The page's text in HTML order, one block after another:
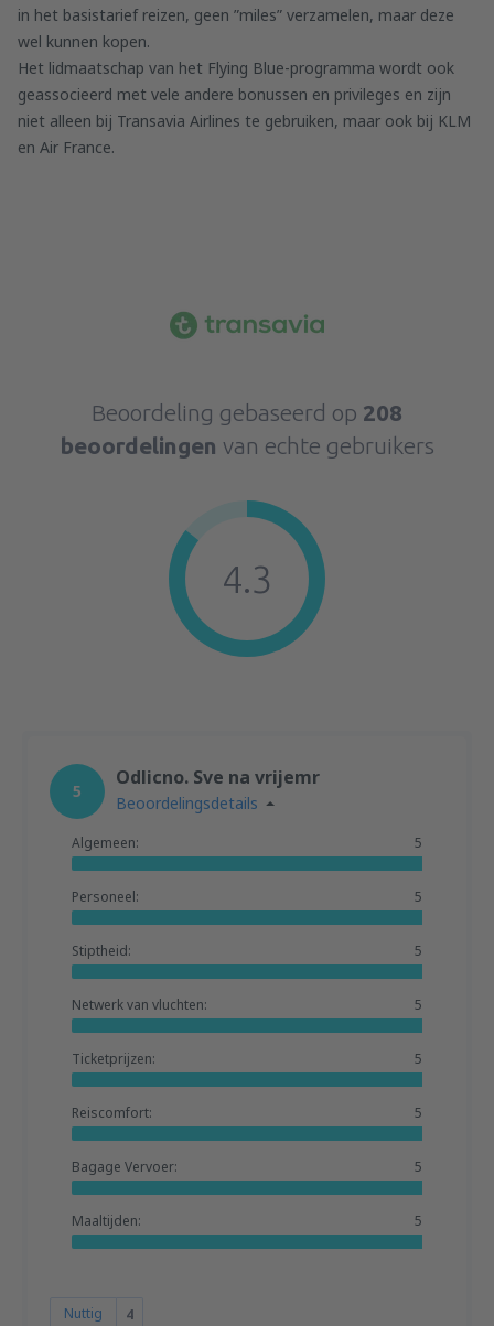
in het basistarief reizen, geen ”miles” verzamelen, maar deze
wel kunnen kopen.
Het lidmaatschap van het Flying Blue-programma wordt ook
geassocieerd met vele andere bonussen en privileges en zijn
niet alleen bij Transavia Airlines te gebruiken, maar ook bij KLM
en Air France.
Beoordeling gebaseerd op 208
beoordelingen van echte gebruikers
4.3
5
Odlicno. Sve na vrijemr
Beoordelingsdetails
Algemeen: 5
Personeel: 5
Stiptheid: 5
Netwerk van vluchten: 5
Ticketprijzen: 5
Reiscomfort: 5
Bagage Vervoer: 5
Maaltijden: 5
Nuttig 4